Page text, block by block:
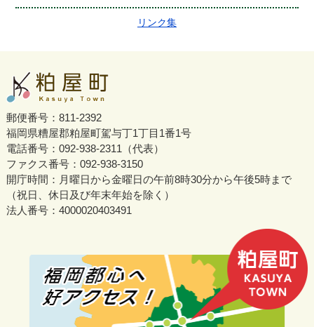
リンク集
郵便番号：811-2392
福岡県糟屋郡粕屋町駕与丁1丁目1番1号
電話番号：092-938-2311（代表）
ファクス番号：092-938-3150
開庁時間：月曜日から金曜日の午前8時30分から午後5時まで
（祝日、休日及び年末年始を除く）
法人番号：4000020403491